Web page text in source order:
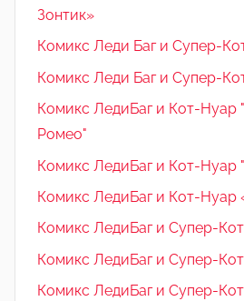
Зонтик»
Комикс Леди Баг и Супер-
Комикс Леди Баг и Супер-
Комикс ЛедиБаг и Кот-Нуар
Ромео"
Комикс ЛедиБаг и Кот-Нуар
Комикс ЛедиБаг и Кот-Нуар
Комикс ЛедиБаг и Супер-
Комикс ЛедиБаг и Супер-
Комикс ЛедиБаг и Супер-